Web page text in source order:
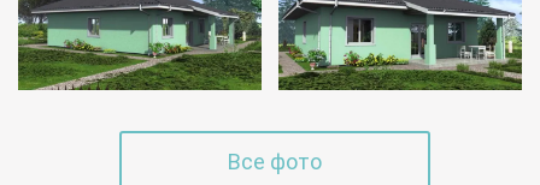
Все фото